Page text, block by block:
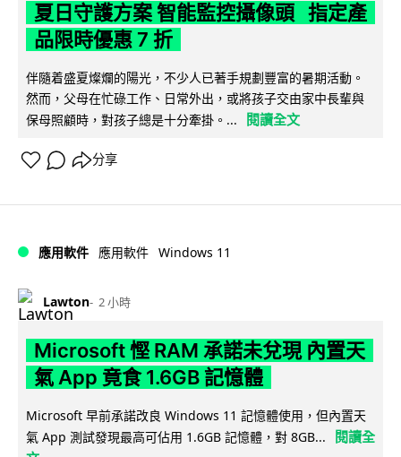
夏日守護方案 智能監控攝像頭 指定產
品限時優惠 7 折
伴隨着盛夏燦爛的陽光，不少人已著手規劃豐富的暑期活動。
然而，父母在忙碌工作、日常外出，或將孩子交由家中長輩與
保母照顧時，對孩子總是十分牽掛。...
閱讀全文
分享
應用軟件 應用軟件 Windows 11
Lawton 2 小時
Microsoft 慳 RAM 承諾未兌現 內置天
氣 App 竟食 1.6GB 記憶體
Microsoft 早前承諾改良 Windows 11 記憶體使用，但內置天
氣 App 測試發現最高可佔用 1.6GB 記憶體，對 8GB...
閱讀全